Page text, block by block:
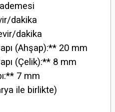
dakika
dakika
(Ahşap):** 20 mm
(Çelik):** 8 mm
7 mm
ile birlikte)